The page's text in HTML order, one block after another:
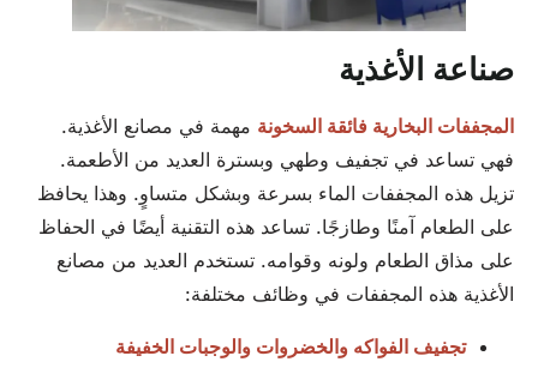
صناعة الأغذية
المجففات البخارية فائقة السخونة مهمة في مصانع الأغذية.
فهي تساعد في تجفيف وطهي وبسترة العديد من الأطعمة.
تزيل هذه المجففات الماء بسرعة وبشكل متساوٍ. وهذا يحافظ
على الطعام آمنًا وطازجًا. تساعد هذه التقنية أيضًا في الحفاظ
على مذاق الطعام ولونه وقوامه. تستخدم العديد من مصانع
الأغذية هذه المجففات في وظائف مختلفة:
تجفيف الفواكه والخضروات والوجبات الخفيفة